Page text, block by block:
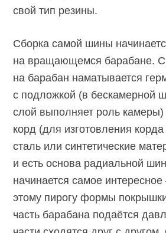
свой тип резины.
Сборка самой шины
на вращающемся барабане.
на барабан наматывается
с подложкой (в бескамерной
слой выполняет роль камеры)
корд (для изготовления корда
сталь или синтетические
и есть основа радиальной
начинается самое
этому пирогу формы
часть барабана подаётся